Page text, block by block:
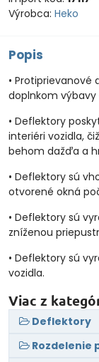
Výrobca: Heko
Popis
•
doplnkom výbavy
• Deflektory
interiéri vozidla,
behom dažďa a
• Deflektory sú
otvorené okná
• Deflektory sú
zníženou
• Deflektory sú
vozidla.
Viac z
Deflektory
Rozdelenie